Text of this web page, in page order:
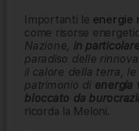
Importanti le energie
come risorse
Nazione, in
paradiso delle
il calore della terra,
patrimonio dienergia
bloccato da
ricorda la Meloni.